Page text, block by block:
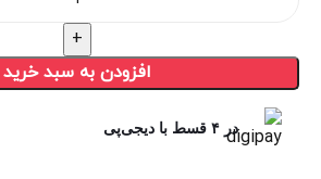
افزودن به سبد خرید
در ۴ قسط با دیجی‌پی